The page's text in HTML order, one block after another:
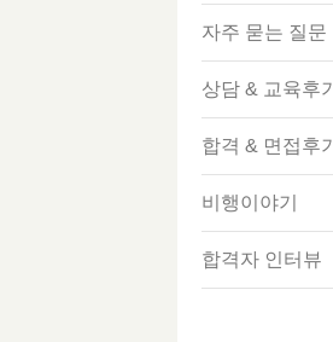
자주 묻는 질문
상담 & 교육후기
합격 & 면접후기
비행이야기
합격자 인터뷰